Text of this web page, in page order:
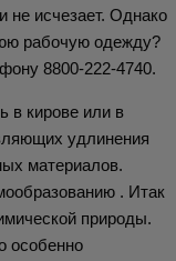
не исчезает. Однако
рабочую одежду?
8800-222-4740.
в кирове или в
удлинения
материалов.
. Итак
природы.
особенно